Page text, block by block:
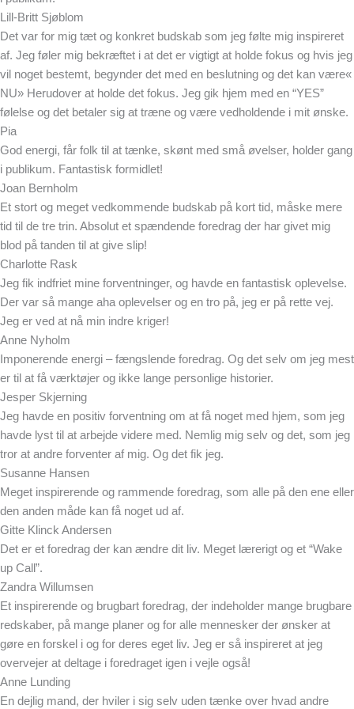
Lill-Britt Sjøblom
Det var for mig tæt og konkret budskab som jeg følte mig inspireret
af. Jeg føler mig bekræftet i at det er vigtigt at holde fokus og hvis jeg
vil noget bestemt, begynder det med en beslutning og det kan være«
NU» Herudover at holde det fokus. Jeg gik hjem med en “YES”
følelse og det betaler sig at træne og være vedholdende i mit ønske.
Pia
God energi, får folk til at tænke, skønt med små øvelser, holder gang
i publikum. Fantastisk formidlet!
Joan Bernholm
Et stort og meget vedkommende budskab på kort tid, måske mere
tid til de tre trin. Absolut et spændende foredrag der har givet mig
blod på tanden til at give slip!
Charlotte Rask
Jeg fik indfriet mine forventninger, og havde en fantastisk oplevelse.
Der var så mange aha oplevelser og en tro på, jeg er på rette vej.
Jeg er ved at nå min indre kriger!
Anne Nyholm
Imponerende energi – fængslende foredrag. Og det selv om jeg mest
er til at få værktøjer og ikke lange personlige historier.
Jesper Skjerning
Jeg havde en positiv forventning om at få noget med hjem, som jeg
havde lyst til at arbejde videre med. Nemlig mig selv og det, som jeg
tror at andre forventer af mig. Og det fik jeg.
Susanne Hansen
Meget inspirerende og rammende foredrag, som alle på den ene eller
den anden måde kan få noget ud af.
Gitte Klinck Andersen
Det er et foredrag der kan ændre dit liv. Meget lærerigt og et “Wake
up Call”.
Zandra Willumsen
Et inspirerende og brugbart foredrag, der indeholder mange brugbare
redskaber, på mange planer og for alle mennesker der ønsker at
gøre en forskel i og for deres eget liv. Jeg er så inspireret at jeg
overvejer at deltage i foredraget igen i vejle også!
Anne Lunding
En dejlig mand, der hviler i sig selv uden tænke over hvad andre